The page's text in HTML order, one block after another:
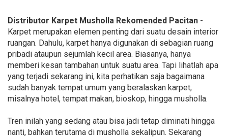
Distributor Karpet Musholla Rekomended Pacitan -
Karpet merupakan elemen penting dari suatu desain interior
ruangan. Dahulu, karpet hanya digunakan di sebagian ruang
pribadi ataupun sejumlah kecil area. Biasanya, hanya
memberi kesan tambahan untuk suatu area. Tapi lihatlah apa
yang terjadi sekarang ini, kita perhatikan saja bagaimana
sudah banyak tempat umum yang beralaskan karpet,
misalnya hotel, tempat makan, bioskop, hingga musholla.
Tren inilah yang sedang atau bisa jadi tetap diminati hingga
nanti, bahkan terutama di musholla sekalipun. Sekarang